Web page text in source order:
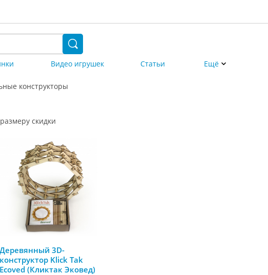
Видео игрушек Статьи Ещё
конструкторы
размеру скидки
Деревянный 3D-
конструктор Klick Tak
Ecoved (Кликтак Эковед)